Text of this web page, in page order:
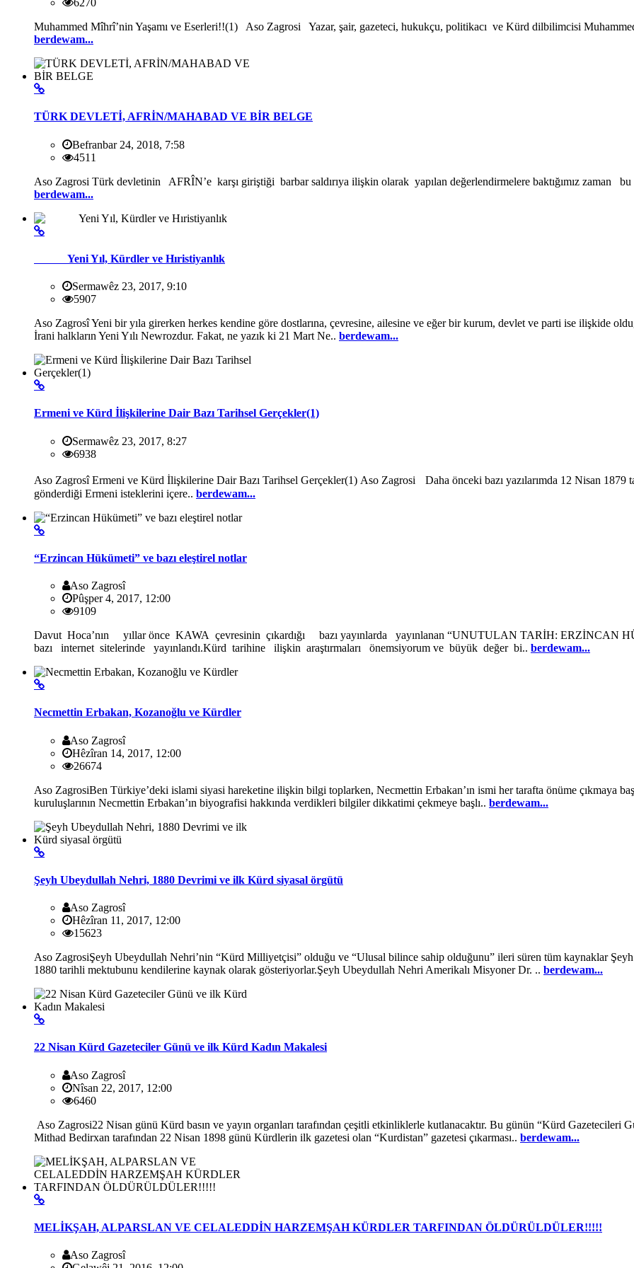
6270
Muhammed Mîhrî’nin Yaşamı ve Eserleri!!(1) Aso Zagrosi Yazar, şair, gazeteci, hukukçu, politikacı ve Kürd dilbilimcisi Muhammed
berdewam...
TÜRK DEVLETİ, AFRİN/MAHABAD VE BİR BELGE
Befranbar 24, 2018, 7:58
4511
Aso Zagrosi Türk devletinin AFRÎN’e karşı giriştiği barbar saldırıya ilişkin olarak yapılan değerlendirmelere baktığımız zaman
berdewam...
Yeni Yıl, Kürdler ve Hıristiyanlık
Sermawêz 23, 2017, 9:10
5907
Aso Zagrosî Yeni bir yıla girerken herkes kendine göre dostlarına, çevresine, ailesine ve eğer bir kurum, devlet ve parti ise ilişkide
İrani halkların Yeni Yılı Newrozdur. Fakat, ne yazık ki 21 Mart Ne.. berdewam...
Ermeni ve Kürd İlişkilerine Dair Bazı Tarihsel Gerçekler(1)
Sermawêz 23, 2017, 8:27
6938
Aso Zagrosî Ermeni ve Kürd İlişkilerine Dair Bazı Tarihsel Gerçekler(1) Aso Zagrosi Daha önceki bazı yazılarımda 12 Nisan 1879
gönderdiği Ermeni isteklerini içere.. berdewam...
“Erzincan Hükümeti” ve bazı eleştirel notlar
Aso Zagrosî
Pûşper 4, 2017, 12:00
9109
Davut Hoca’nın yıllar önce KAWA çevresinin çıkardığı bazı yayınlarda yayınlanan “UNUTULAN TARİH: ERZİNCAN
bazı internet sitelerinde yayınlandı.Kürd tarihine ilişkin araştırmaları önemsiyorum ve büyük değer bi.. berdewam...
Necmettin Erbakan, Kozanoğlu ve Kürdler
Aso Zagrosî
Hêzîran 14, 2017, 12:00
26674
Aso ZagrosiBen Türkiye’deki islami siyasi hareketine ilişkin bilgi toplarken, Necmettin Erbakan’ın ismi her tarafta önüme çıkmaya
kuruluşlarının Necmettin Erbakan’ın biyografisi hakkında verdikleri bilgiler dikkatimi çekmeye başlı.. berdewam...
Şeyh Ubeydullah Nehri, 1880 Devrimi ve ilk Kürd siyasal örgütü
Aso Zagrosî
Hêzîran 11, 2017, 12:00
15623
Aso ZagrosiŞeyh Ubeydullah Nehri’nin “Kürd Milliyetçisi” olduğu ve “Ulusal bilince sahip olduğunu” ileri süren tüm kaynaklar Şeyh
1880 tarihli mektubunu kendilerine kaynak olarak gösteriyorlar.Şeyh Ubeydullah Nehri Amerikalı Misyoner Dr. .. berdewam...
22 Nisan Kürd Gazeteciler Günü ve ilk Kürd Kadın Makalesi
Aso Zagrosî
Nîsan 22, 2017, 12:00
6460
Aso Zagrosi22 Nisan günü Kürd basın ve yayın organları tarafından çeşitli etkinliklerle kutlanacaktır. Bu günün “Kürd
Mithad Bedirxan tarafından 22 Nisan 1898 günü Kürdlerin ilk gazetesi olan “Kurdistan” gazetesi çıkarması.. berdewam...
MELİKŞAH, ALPARSLAN VE CELALEDDİN HARZEMŞAH KÜRDLER TARFINDAN ÖLDÜRÜLDÜLER!!!!!
Aso Zagrosî